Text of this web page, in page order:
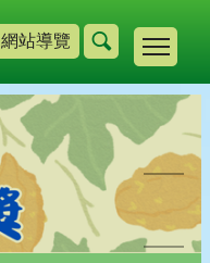
網站導覽